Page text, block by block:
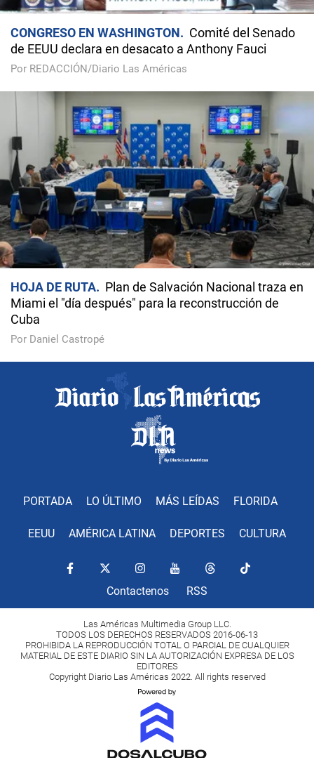
CONGRESO EN WASHINGTON
Comité del Senado
de EEUU declara en desacato a Anthony Fauci
Por REDACCIÓN/Diario Las Américas
HOJA DE RUTA
Plan de Salvación Nacional traza en
Miami el "día después" para la reconstrucción de
Cuba
Por Daniel Castropé
PORTADA LO ÚLTIMO MÁS LEÍDAS FLORIDA
EEUU AMÉRICA LATINA DEPORTES CULTURA
Contactenos RSS
Las Américas Multimedia Group LLC.
TODOS LOS DERECHOS RESERVADOS 2016-06-13
PROHIBIDA LA REPRODUCCIÓN TOTAL O PARCIAL DE CUALQUIER
MATERIAL DE ESTE DIARIO SIN LA AUTORIZACIÓN EXPRESA DE LOS
EDITORES
Copyright Diario Las Américas 2022. All rights reserved